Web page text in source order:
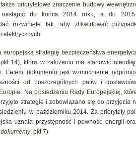
priorytetowe znaczenie budowy
nastąpić do końca 2014 roku, a do 2015
rozwinięte tak, aby zlikwidować
elektrycznych.
europejską strategię bezpieczeństwa
14), która w założeniu ma stanowić
Celem dokumentu jest wzmocnienie
od poszczególnych paliw i
Na posiedzeniu Rady Europejskiej,
strategię i zobowiązano się do przyjęcia
w październiku 2014. Za priorytety
uznała przystępność i pewność energii
, pkt 7)